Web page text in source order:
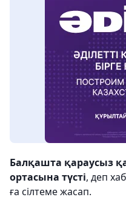
Балқашта қараусыз
ортасына түсті, деп
ға сілтеме жасап.